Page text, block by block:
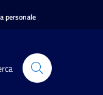
personale